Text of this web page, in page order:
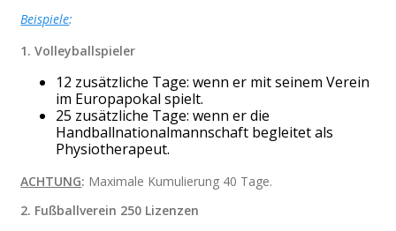
Beispiele:
1. Volleyballspieler
12 zusätzliche Tage: wenn er mit seinem Verein
im Europapokal spielt.
25 zusätzliche Tage: wenn er die
Handballnationalmannschaft begleitet als
Physiotherapeut.
ACHTUNG: Maximale Kumulierung 40 Tage.
2. Fußballverein 250 Lizenzen